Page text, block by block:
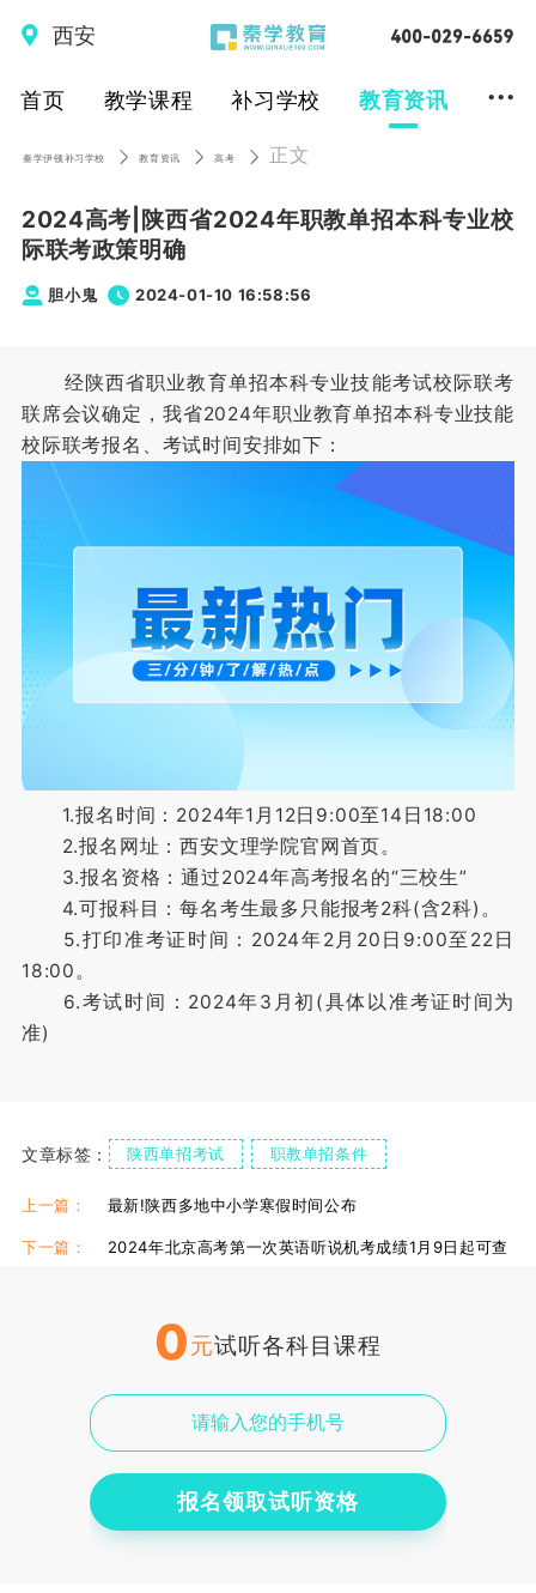
西安
首页 教学课程 补习学校 教育资讯 ...
秦学伊顿补习学校 教育资讯 高考 正文
2024高考|陕西省2024年职教单招本科专业校
际联考政策明确
胆小鬼 2024-01-10 16:58:56
经陕西省职业教育单招本科专业技能考试校际联考
联席会议确定，我省2024年职业教育单招本科专业技能
校际联考报名、考试时间安排如下：
1.报名时间：2024年1月12日9:00至14日18:00
2.报名网址：西安文理学院官网首页。
3.报名资格：通过2024年高考报名的“三校生”
4.可报科目：每名考生最多只能报考2科(含2科)。
5.打印准考证时间：2024年2月20日9:00至22日
18:00。
6.考试时间：2024年3月初(具体以准考证时间为
准)
文章标签： 陕西单招考试 职教单招条件
上一篇： 最新!陕西多地中小学寒假时间公布
下一篇： 2024年北京高考第一次英语听说机考成绩1月9日起可查
0元试听各科目课程
报名领取试听资格